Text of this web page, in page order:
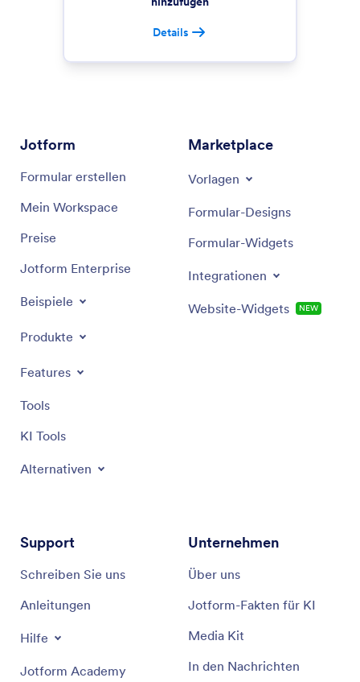
Details
Jotform
Formular erstellen
Mein Workspace
Preise
Jotform Enterprise
Beispiele
Produkte
Features
Tools
KI Tools
Alternativen
Marketplace
Vorlagen
Formular-Designs
Formular-Widgets
Integrationen
Website-Widgets NEW
Support
Schreiben Sie uns
Anleitungen
Hilfe
Jotform Academy
Unternehmen
Über uns
Jotform-Fakten für KI
Media Kit
In den Nachrichten